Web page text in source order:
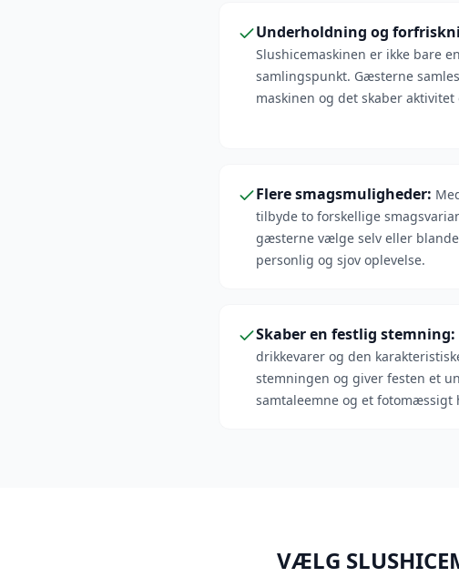
Underholdning og
Slushicemaskinen er ikke bare
samlingspunkt. Gæsterne
maskinen og det skaber aktivitet
Flere smagsmuligheder:
tilbyde to forskellige
gæsterne vælge selv eller
personlig og sjov oplevelse.
Skaber en festlig stemning:
drikkevarer og den
stemningen og giver festen et
samtaleemne og et fotomæssigt
VÆLG